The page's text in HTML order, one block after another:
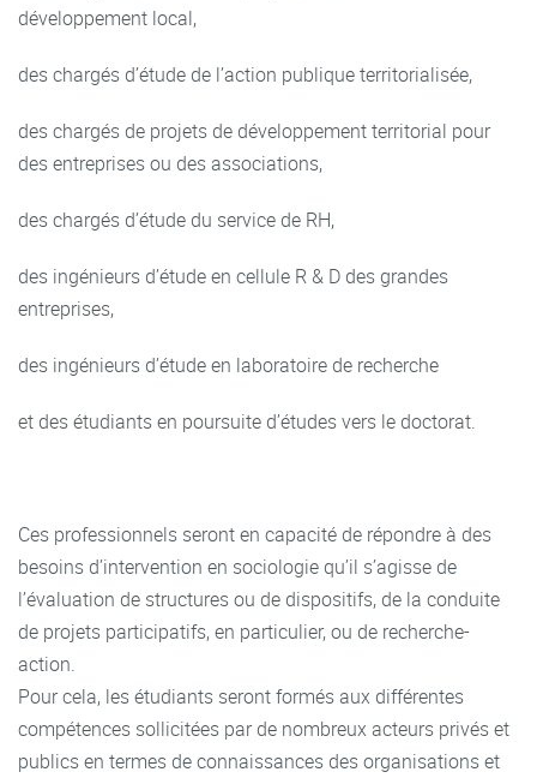
développement local,
des chargés d’étude de l’action publique territorialisée,
des chargés de projets de développement territorial pour
des entreprises ou des associations,
des chargés d’étude du service de RH,
des ingénieurs d’étude en cellule R & D des grandes
entreprises,
des ingénieurs d’étude en laboratoire de recherche
et des étudiants en poursuite d’études vers le doctorat.
Ces professionnels seront en capacité de répondre à des
besoins d’intervention en sociologie qu’il s’agisse de
l’évaluation de structures ou de dispositifs, de la conduite
de projets participatifs, en particulier, ou de recherche-
action.
Pour cela, les étudiants seront formés aux différentes
compétences sollicitées par de nombreux acteurs privés et
publics en termes de connaissances des organisations et